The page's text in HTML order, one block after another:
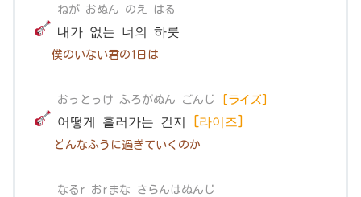
ねが おぬん のえ はる
내가 없는 너의 하룻
僕のいない君の1日は
おっとっけ ふろがぬん ごんじ [ライズ]
어떻게 흘러가는 건지 [라이즈]
どんなふうに過ぎていくのか
なるr おrまな さらんはぬんじ